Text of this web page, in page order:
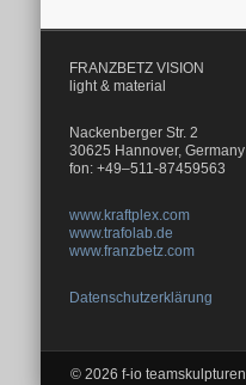
FRANZBETZ VISION
light & material
Nackenberger Str. 2
30625 Hannover, Germany
fon: +49–511-87459563
www.kraftplex.com
www.trafolab.de
www.franzbetz.com
Datenschutzerklärung
© 2026 f-io teamskulpturen